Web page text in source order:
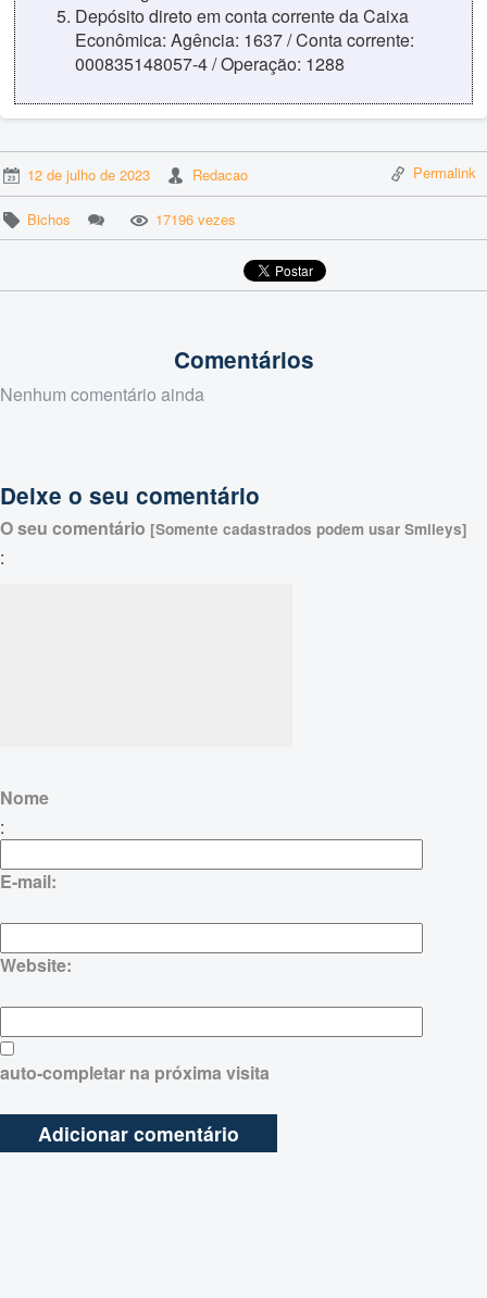
Depósito direto em conta corrente da Caixa
Econômica: Agência: 1637 / Conta corrente:
000835148057-4 / Operação: 1288
12 de julho de 2023 Redacao Permalink
Bichos 17196 vezes
Comentários
Nenhum comentário ainda
Deixe o seu comentário
O seu comentário [Somente cadastrados podem usar Smileys]
:
Nome
:
E-mail:
Website:
auto-completar na próxima visita